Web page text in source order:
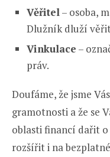
Věřitel– osoba,
Dlužník dluží
Vinkulace –
práv.
Doufáme, že jsme
gramotnosti a že se
oblasti financí dařit o
rozšířit i na